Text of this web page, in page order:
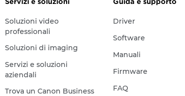
Soluzioni video
professionali
Soluzioni di imaging
Servizi e soluzioni
aziendali
Trova un Canon Business
Driver
Software
Manuali
Firmware
FAQ